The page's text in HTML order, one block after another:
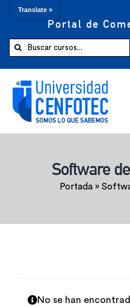
Portal de
Buscar:
Comprar ahora
Software
Portada»
No se han
Translate »